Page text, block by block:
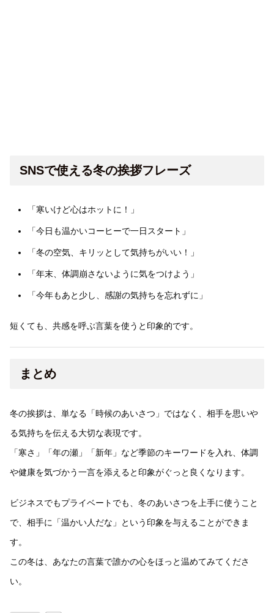
SNSで使える冬の挨拶フレーズ
「寒いけど心はホットに！」
「今日も温かいコーヒーで一日スタート」
「冬の空気、キリッとして気持ちがいい！」
「年末、体調崩さないように気をつけよう」
「今年もあと少し、感謝の気持ちを忘れずに」
短くても、共感を呼ぶ言葉を使うと印象的です。
まとめ
冬の挨拶は、単なる「時候のあいさつ」ではなく、相手を思いや
る気持ちを伝える大切な表現です。
「寒さ」「年の瀬」「新年」など季節のキーワードを入れ、体調
や健康を気づかう一言を添えると印象がぐっと良くなります。
ビジネスでもプライベートでも、冬のあいさつを上手に使うこと
で、相手に「温かい人だな」という印象を与えることができま
す。
この冬は、あなたの言葉で誰かの心をほっと温めてみてくださ
い。